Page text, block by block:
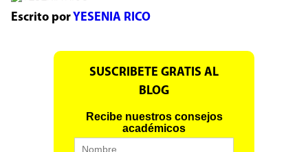
Escrito porYESENIA RICO
SUSCRIBETE GRATIS AL
BLOG
Recibe nuestros consejos
académicos